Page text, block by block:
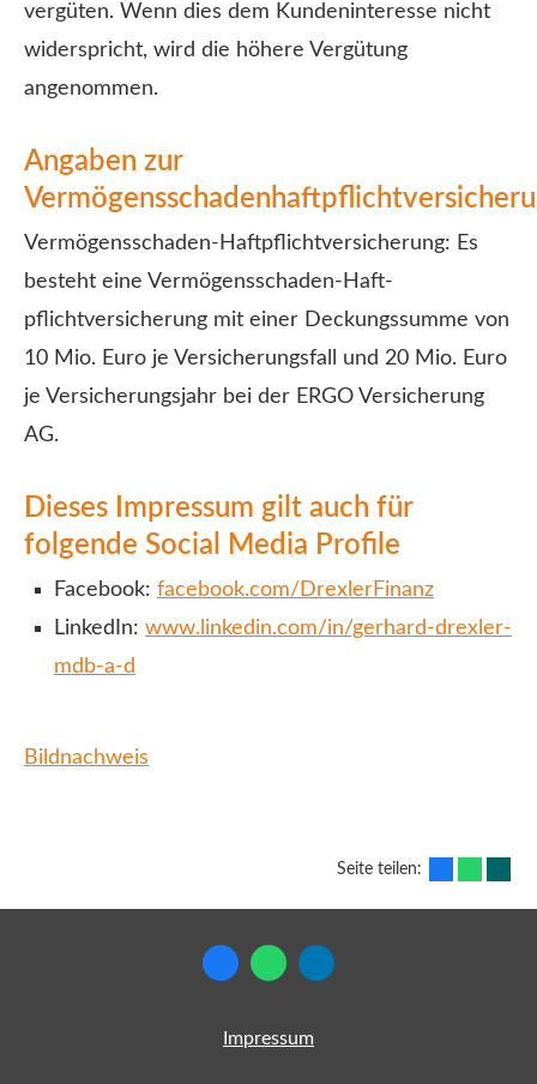
vergüten. Wenn dies dem Kundeninteresse nicht
widerspricht, wird die höhere Vergütung
angenommen.
Angaben zur
Vermögensschaden-Haft­pflichtversicherung: Es
besteht eine Vermögensschaden-Haft­
pflichtversicherung mit einer Deckungs­summe von
10 Mio. Euro je Versicherungsfall und 20 Mio. Euro
je Versicherungsjahr bei der ERGO Versicherung
AG.
Dieses Impressum gilt auch für
folgende Social Media Profile
Facebook: facebook.com/DrexlerFinanz
LinkedIn: www.linkedin.com/in/gerhard-drexler-
mdb-a-d
Bildnachweis
Seite teilen:
Impressum